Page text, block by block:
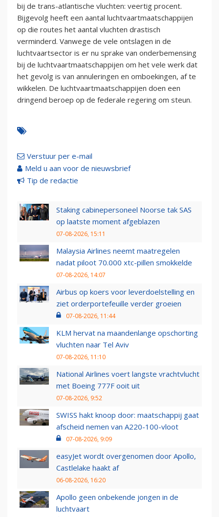
bij de trans-atlantische vluchten: veertig procent.
Bijgevolg heeft een aantal luchtvaartmaatschappijen
op die routes het aantal vluchten drastisch
verminderd. Vanwege de vele ontslagen in de
luchtvaartsector is er nu sprake van onderbemensing
bij de luchtvaartmaatschappijen om het vele werk dat
het gevolg is van annuleringen en omboekingen, af te
wikkelen. De luchtvaartmaatschappijen doen een
dringend beroep op de federale regering om steun.
Verstuur per e-mail
Meld u aan voor de nieuwsbrief
Tip de redactie
Staking cabinepersoneel Noorse tak SAS
op laatste moment afgeblazen
07-08-2026, 15:11
Malaysia Airlines neemt maatregelen
nadat piloot 70.000 xtc-pillen smokkelde
07-08-2026, 14:07
Airbus op koers voor leverdoelstelling en
ziet orderportefeuille verder groeien
07-08-2026, 11:44
KLM hervat na maandenlange opschorting
vluchten naar Tel Aviv
07-08-2026, 11:10
National Airlines voert langste vrachtvlucht
met Boeing 777F ooit uit
07-08-2026, 9:52
SWISS hakt knoop door: maatschappij gaat
afscheid nemen van A220-100-vloot
07-08-2026, 9:09
easyJet wordt overgenomen door Apollo,
Castlelake haakt af
06-08-2026, 16:20
Apollo geen onbekende jongen in de
luchtvaart